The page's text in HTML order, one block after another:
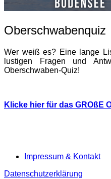
Oberschwabenquiz
Wer weiß es? Eine lange
lustigen Fragen und
Oberschwaben-Quiz!
Klicke hier für das GROßE
Impressum & Kontakt
Datenschutzerklärung